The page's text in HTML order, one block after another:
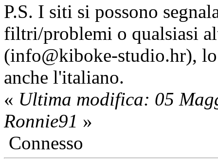
P.S. I siti si possono
filtri/problemi o qualsiasi
(info@kiboke-studio.hr),
anche l'italiano.
« Ultima modifica: 05
Ronnie91 »
Connesso